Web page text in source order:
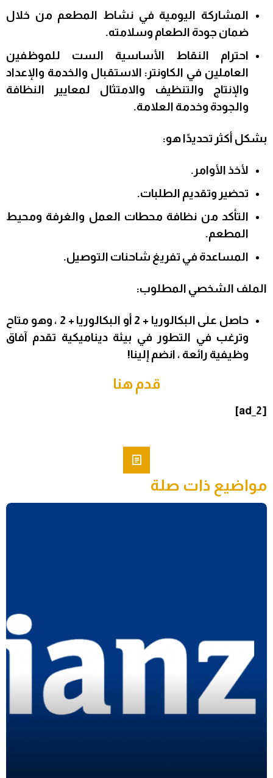
المشاركة اليومية في نشاط المطعم من خلال
ضمان جودة الطعام وسلامته.
احترام النقاط الأساسية الست للموظفين
العاملين في الكاونتر: الاستقبال والخدمة والإعداد
والإنتاج والتنظيف والامتثال لمعايير النظافة
والجودة وخدمة العلامة.
بشكل أكثر تحديدًا هو:
لأخذ الأوامر.
تحضير وتقديم الطلبات.
التأكد من نظافة محطات العمل والغرفة ومحيط
المطعم.
المساعدة في تفريغ شاحنات التوصيل.
الملف الشخصي المطلوب:
حاصل على البكالوريا + 2 أو البكالوريا + 2 ، وهو متاح
وترغب في التطور في بيئة ديناميكية تقدم آفاق
وظيفية رائعة ، انضم إلينا!
قدم هنا
[ad_2]
مواضيع ذات صلة